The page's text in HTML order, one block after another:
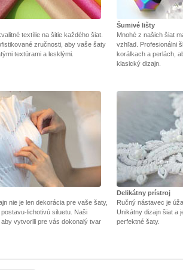
textílie na šitie každého šiat.
zručnosti, aby vaše šaty
textúrami a lesklými.
Šumivé lišty
Mnohé z našich šiat
vzhľad. Profesionálni
korálkach a perlách,
klasický dizajn.
nie je len dekorácia pre vaše šaty,
lichotivú siluetu. Naši
vytvorili pre vás dokonalý tvar
Delikátny prístroj
Ručný nástavec je
Unikátny dizajn šiat a
perfektné šaty.